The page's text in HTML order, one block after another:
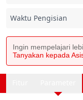
Waktu Pengisian
Ingin mempelajari
Tanyakan kepada